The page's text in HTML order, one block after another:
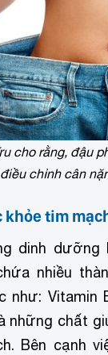
cho rằng, đậu
chỉnh cân
khỏe tim
dinh dưỡng
nhiều
như: Vitamin
những chất
Bên cạnh